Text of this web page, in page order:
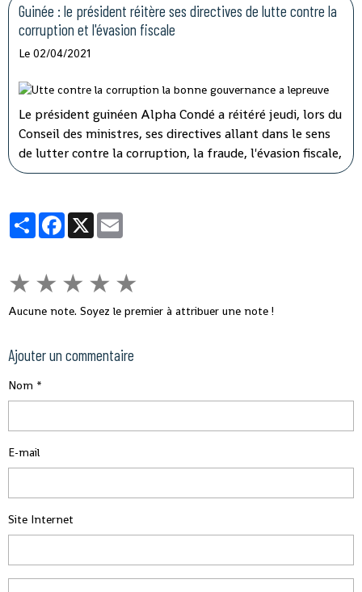
que compte l'hémicycle guinéen.
Guinée : le président réitère ses directives de lutte contre la
corruption et l'évasion fiscale
Le 02/04/2021
Le président guinéen Alpha Condé a réitéré jeudi, lors du
Conseil des ministres, ses directives allant dans le sens
de lutter contre la corruption, la fraude, l'évasion fiscale,
le népotisme, le laisser-aller et tous ces fléaux qui
développement rapide de son pays.
PartagerFacebook
X
★ ★ ★ ★ ★
Aucune note. Soyez le premier à attribuer une note !
Ajouter un commentaire
Nom
E-mail
Site Internet